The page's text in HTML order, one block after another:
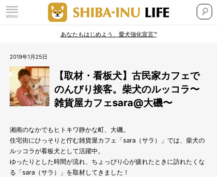
あなたもはじめよう、愛犬強化宣言™
2019年1月25日
【取材・看板犬】古民家カフェで
のんびり接客。柴犬のルッコラ〜
雑貨屋カフェsara@大磯〜
湘南のなかでもヒトキワ静かな町、大磯。
住宅街にひっそりと佇む雑貨屋カフェ「sara（サラ）」では、柴犬の
ルッコラが看板犬として活躍中。
ゆったりとした時間が流れ、ちょっぴり心が疲れたときに訪れたくな
る「sara（サラ）」を取材してきました！